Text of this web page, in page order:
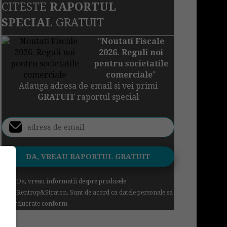
CITESTE RAPORTUL
SPECIAL GRATUIT
"Noutati Fiscale
2026. Reguli noi
pentru societatile
comerciale"
Adauga adresa de email si vei primi
GRATUITraportul special
Da, vreau informatii despre produsele
Rentrop&Straton. Sunt de acord ca datele personale sa
fie prelucrate conform